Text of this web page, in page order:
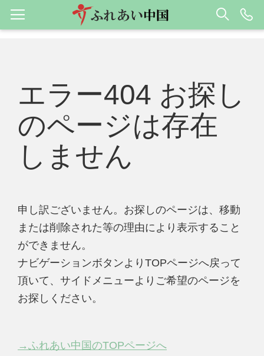
エラー404 お探し
のページは存在
しません
申し訳ございません。お探しのページは、移動
または削除された等の理由により表示すること
ができません。
ナビゲーションボタンよりTOPページへ戻って
頂いて、サイドメニューよりご希望のページを
お探しください。
→ふれあい中国のTOPページへ